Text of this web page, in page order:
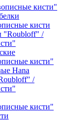
кисти"
кисти
"Roubloff" /
кисти"
Hana
/
кисти"